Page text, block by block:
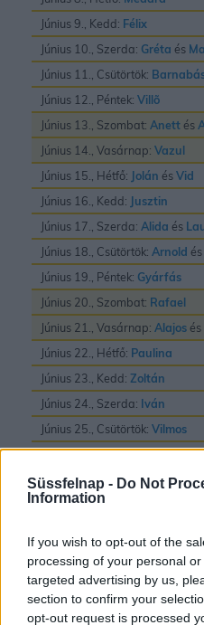
Süssfelnap - Do Not
Information
If you wish to opt-out of the
processing of your personal
targeted advertising by us,
section to confirm your
opt-out request is processed
Június 9., Kedd: Félix
Június 10., Szerda: Gréta és
Június 11., Csütörtök:
Június 12., Péntek: Villõ
Június 13., Szombat: Anett és
Június 14., Vasárnap: Vazul
Június 15., Hétfő: Jolán ésVid
Június 16., Kedd: Jusztin
Június 17., Szerda: Alida és
Június 18., Csütörtök: Arnold és
Június 19., Péntek: Gyárfás
Június 20., Szombat: Rafael
Június 21., Vasárnap: Alajos és
Június 22., Hétfő: Paulina
Június 23., Kedd: Zoltán
Június 24., Szerda: Iván
Június 25., Csütörtök: Vilmos
Június 26., Péntek:JánosésPál
Június 27., Szombat:László
Június 28., Vasárnap:
Június 30., Kedd: